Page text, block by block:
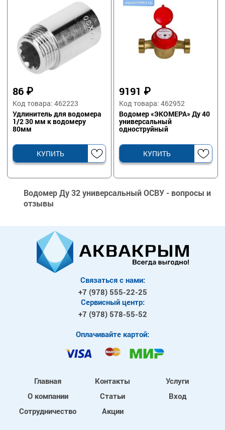
86 ₽
Код товара: 462223
Удлинитель для водомера
1/2 30 мм к водомеру
80мм
КУПИТЬ
9191 ₽
Код товара: 462952
Водомер «ЭКОМЕРА» Ду 40
универсальный
одноструйный
КУПИТЬ
Водомер Ду 32 универсальный ОСВУ - вопросы и
отзывы
Связаться с нами:
+7 (978) 555-22-25
Сервисный центр:
+7 (978) 578-55-52
Оплачивайте картой:
Главная
О компании
Сотрудничество
Контакты
Статьи
Акции
Услуги
Вход